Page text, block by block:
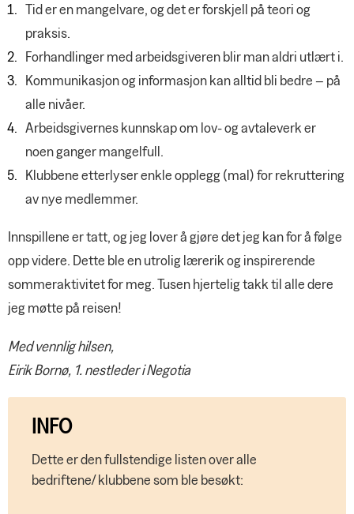
Tid er en mangelvare, og det er forskjell på teori og
praksis.
Forhandlinger med arbeidsgiveren blir man aldri utlært i.
Kommunikasjon og informasjon kan alltid bli bedre – på
alle nivåer.
Arbeidsgivernes kunnskap om lov- og avtaleverk er
noen ganger mangelfull.
Klubbene etterlyser enkle opplegg (mal) for rekruttering
av nye medlemmer.
Innspillene er tatt, og jeg lover å gjøre det jeg kan for å følge
opp videre. Dette ble en utrolig lærerik og inspirerende
sommeraktivitet for meg. Tusen hjertelig takk til alle dere
jeg møtte på reisen!
Med vennlig hilsen,
Eirik Bornø, 1. nestleder i Negotia
INFO
Dette er den fullstendige listen over alle
bedriftene/ klubbene som ble besøkt: